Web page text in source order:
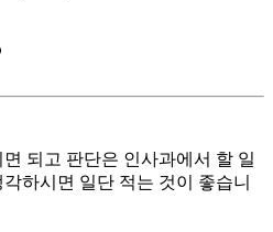
되고 판단은 인사과에서 할 일
하시면 일단 적는 것이 좋습니